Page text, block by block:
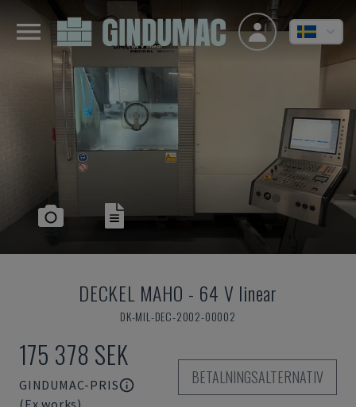
DECKEL MAHO - 64 V linear
DK-MIL-DEC-2002-00002
175 378 SEK
GINDUMAC-PRIS
(Ex works)
BETALNINGSALTERNATIV